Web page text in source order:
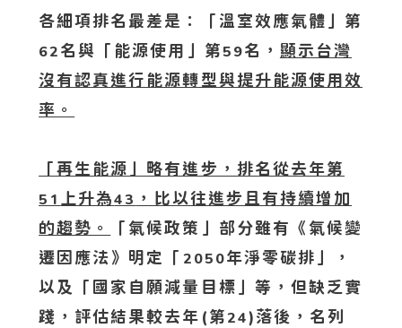
各細項排名最差是：「溫室效應氣體」第
62 名與「能源使用」第 59名， 顯示台灣
沒有認真進行能源轉型與提升能源使用效
率。
「再生能源」略有進步，排名從去年第
51 上升為43 ，比以往進步且有持續增加
的趨勢。
「氣候政策」部分雖有《氣候變
遷因應法》明定「 2050年淨零碳排」，
以及「國家自願減量目標」等，但缺乏實
踐，評估結果較去年(第24)落後，名列